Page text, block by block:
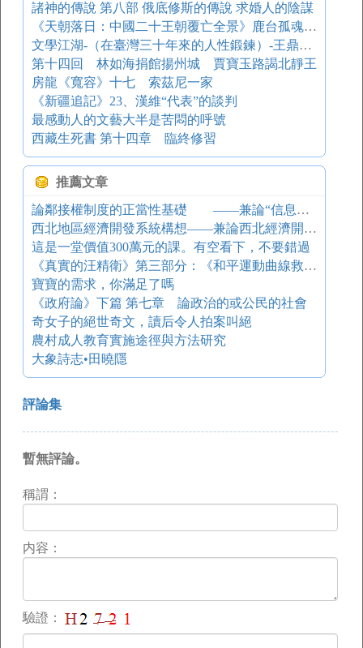
諸神的傳說 第八部 俄底修斯的傳說 求婚人的陰謀
《天朝落日：中國二十王朝覆亡全景》鹿台孤魂：商朝覆亡真相
文學江湖-（在臺灣三十年來的人性鍛鍊）-王鼎鈞回憶錄四部曲之四
第十四回 林如海捐館揚州城 賈寶玉路謁北靜王
房龍《寬容》十七 索茲尼一家
《新疆追記》23、漢維“代表”的談判
最感動人的文藝大半是苦悶的呼號
西藏生死書 第十四章 臨終修習
推薦文章
論鄰接權制度的正當性基礎 ——兼論“信息網絡傳播者權”的虛無
西北地區經濟開發系統構想——兼論西北經濟開發區建設
這是一堂價值300萬元的課。有空看下，不要錯過
《真實的汪精衛》第三部分：《和平運動曲線救國》 第三部分之四：對日和約的實態
寶寶的需求，你滿足了嗎
《政府論》下篇 第七章 論政治的或公民的社會
奇女子的絕世奇文，讀后令人拍案叫絕
農村成人教育實施途徑與方法研究
大象詩志•田曉隱
評論集
暫無評論。
稱謂：
内容：
驗證：